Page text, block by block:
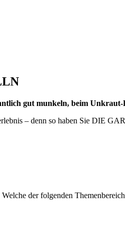
gut munkeln, beim
– denn so haben Sie DIE
der folgenden